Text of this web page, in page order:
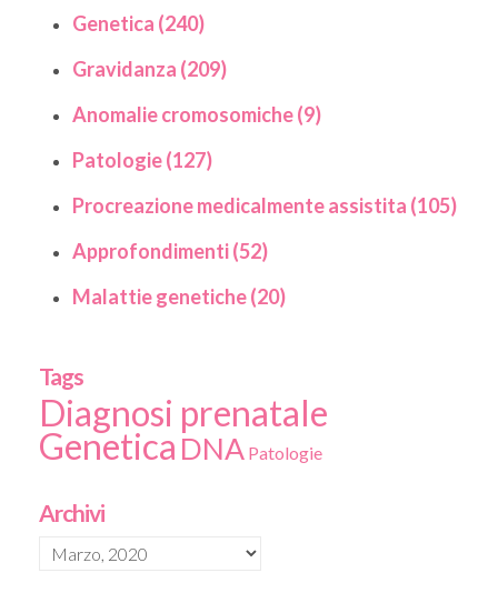
Genetica (240)
Gravidanza (209)
Anomalie cromosomiche (9)
Patologie (127)
Procreazione medicalmente assistita (105)
Approfondimenti (52)
Malattie genetiche (20)
Tags
Diagnosi prenatale
Genetica DNA Patologie
Archivi